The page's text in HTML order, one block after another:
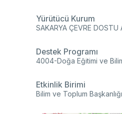
Yürütücü Kurum
SAKARYA ÇEVRE DOSTU
Destek Programı
4004-Doğa Eğitimi ve
Etkinlik Birimi
Bilim ve Toplum